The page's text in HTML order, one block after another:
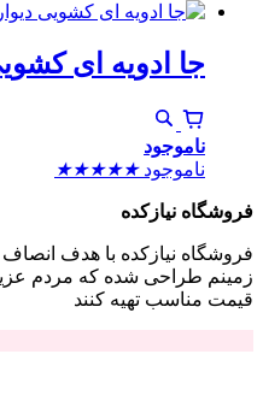
جا ادویه ای
ناموجود
ناموجود ★
★
★
★
★
فروشگاه نیازکده
فروشگاه نیازکده با هدف
زمینم طراحی شده که مردم عزیزم
قیمت مناسب تهیه کنند